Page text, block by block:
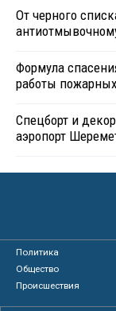
От черного
Формула
работы
Спецборт и
аэропорт
Политика
Общество
Происшествия